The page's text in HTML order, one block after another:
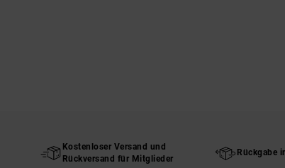
Kostenloser Versand und
Rückversand für Mitglieder
Rückgabe